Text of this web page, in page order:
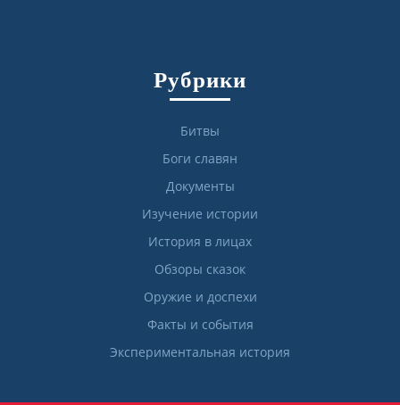
Рубрики
Битвы
Боги славян
Документы
Изучение истории
История в лицах
Обзоры сказок
Оружие и доспехи
Факты и события
Экспериментальная история